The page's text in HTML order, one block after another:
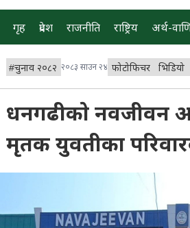
गृह प्रदेश राजनीति राष्ट्रिय अर्थ-
#चुनाव २०८२ २०८३ साउन २४ फोटोफिचर भिडियो
धनगढीकाे नवजीवन
मृतक युवतीका